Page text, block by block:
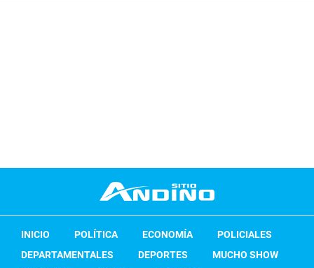
INICIO POLÍTICA ECONOMÍA
POLICIALES
DEPARTAMENTALES
DEPORTES
MUCHO SHOW